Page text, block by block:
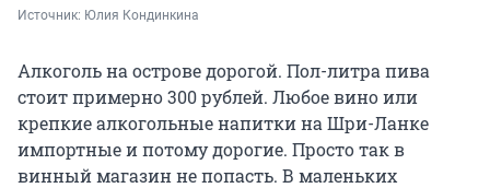
Источник: Юлия Кондинкина
Алкоголь на острове дорогой. Пол-литра пива
стоит примерно 300 рублей. Любое вино или
крепкие алкогольные напитки на Шри-Ланке
импортные и потому дорогие. Просто так в
винный магазин не попасть. В маленьких